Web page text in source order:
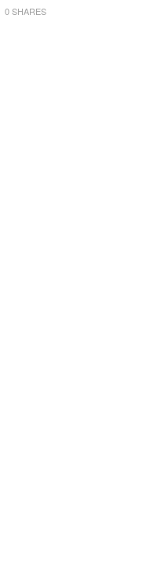
0 SHARES